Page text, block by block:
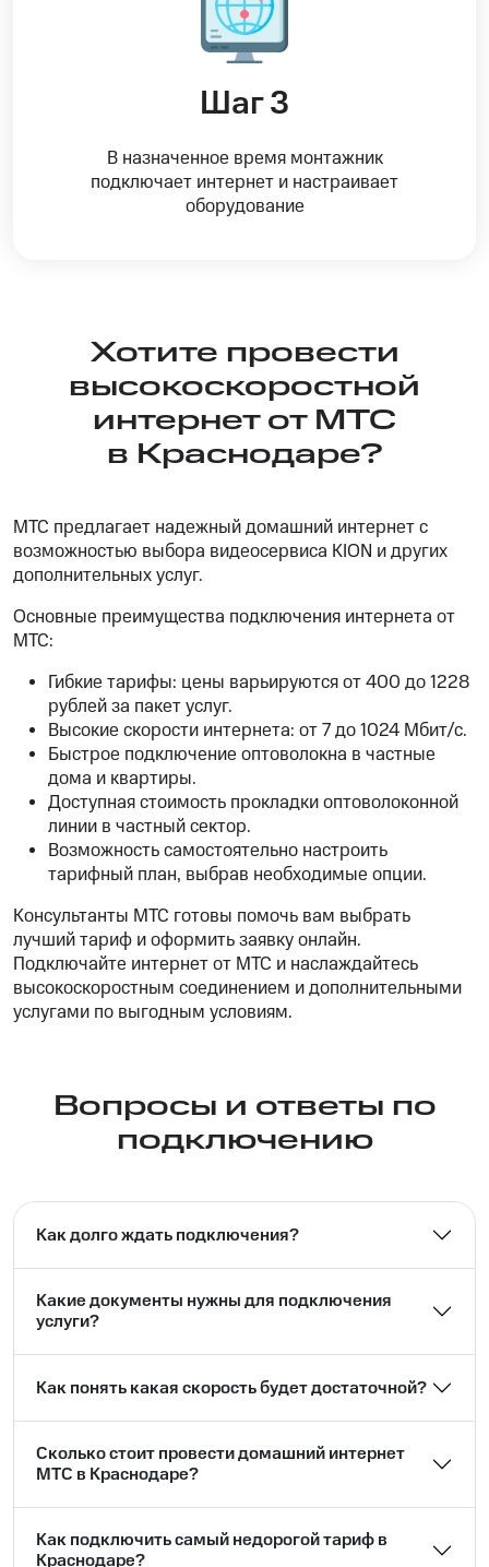
Шаг 3
В назначенное время монтажник
подключает интернет и настраивает
оборудование
Хотите провести
высокоскоростной
интернет от МТС
в Краснодаре?
МТС предлагает надежный домашний интернет с
возможностью выбора видеосервиса KION и других
дополнительных услуг.
Основные преимущества подключения интернета от
МТС:
Гибкие тарифы: цены варьируются от 400 до 1228
рублей за пакет услуг.
Высокие скорости интернета: от 7 до 1024 Мбит/с.
Быстрое подключение оптоволокна в частные
дома и квартиры.
Доступная стоимость прокладки оптоволоконной
линии в частный сектор.
Возможность самостоятельно настроить
тарифный план, выбрав необходимые опции.
Консультанты МТС готовы помочь вам выбрать
лучший тариф и оформить заявку онлайн.
Подключайте интернет от МТС и наслаждайтесь
высокоскоростным соединением и дополнительными
услугами по выгодным условиям.
Вопросы и ответы по
подключению
Как долго ждать подключения?
Какие документы нужны для подключения
услуги?
Как понять какая скорость будет достаточной?
Сколько стоит провести домашний интернет
МТС в Краснодаре?
Как подключить самый недорогой тариф в
Краснодаре?